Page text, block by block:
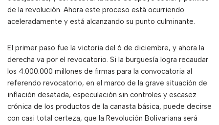
de la revolución. Ahora este proceso está ocurriendo
aceleradamente y está alcanzando su punto culminante.
El primer paso fue la victoria del 6 de diciembre, y ahora la
derecha va por el revocatorio. Si la burguesía logra recaudar
los 4.000.000 millones de firmas para la convocatoria al
referendo revocatorio, en el marco de la grave situación de
inflación desatada, especulación sin controles y escasez
crónica de los productos de la canasta básica, puede decirse
con casi total certeza, que la Revolución Bolivariana será